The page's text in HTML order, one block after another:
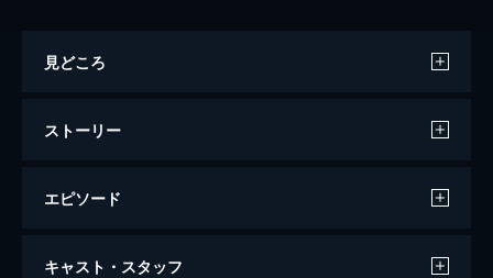
見どころ
ストーリー
エピソード
ホワイト・バレンタイン
キャスト・スタッフ